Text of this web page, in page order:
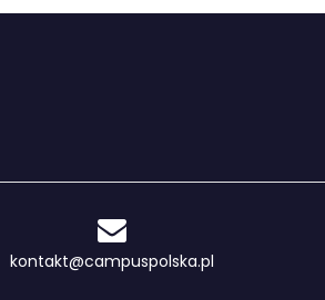
kontakt@campuspolska.pl